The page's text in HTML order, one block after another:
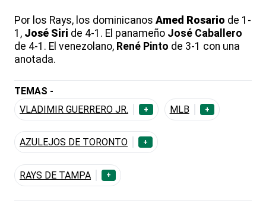
Por los Rays, los dominicanos Amed Rosario de 1-
1, José Siri de 4-1. El panameño José Caballero
de 4-1. El venezolano, René Pinto de 3-1 con una
anotada.
TEMAS -
VLADIMIR GUERRERO JR.
+ MLB +
AZULEJOS DE TORONTO +
RAYS DE TAMPA +